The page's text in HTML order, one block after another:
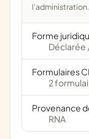
l'administration.
Forme
Déclarée
Formulaires
2
Provenance
RNA